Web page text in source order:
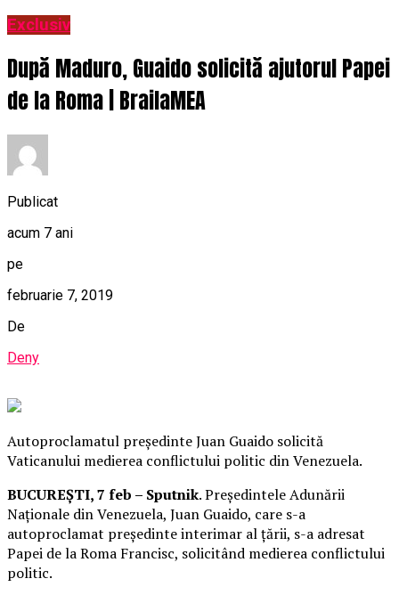
Exclusiv
După Maduro, Guaido solicită ajutorul Papei
de la Roma | BrailaMEA
Publicat
acum 7 ani
pe
februarie 7, 2019
De
Deny
Autoproclamatul președinte Juan Guaido solicită
Vaticanului medierea conflictului politic din Venezuela.
BUCUREȘTI, 7 feb – Sputnik. Președintele Adunării
Naționale din Venezuela, Juan Guaido, care s-a
autoproclamat președinte interimar al țării, s-a adresat
Papei de la Roma Francisc, solicitând medierea conflictului
politic.